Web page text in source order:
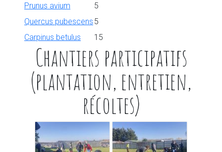
Prunus avium
5
Quercus pubescens 5
Carpinus betulus
15
Chantiers participatifs
(plantation, entretien,
récoltes)